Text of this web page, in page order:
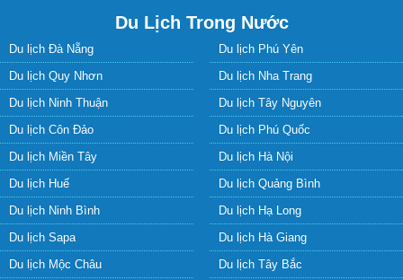
Du Lịch Trong Nước
Du lịch Đà Nẵng
Du lịch Phú Yên
Du lịch Quy Nhơn
Du lịch Nha Trang
Du lịch Ninh Thuận
Du lịch Tây Nguyên
Du lịch Côn Đảo
Du lịch Phú Quốc
Du lịch Miền Tây
Du lịch Hà Nội
Du lịch Huế
Du lịch Quảng Bình
Du lịch Ninh Bình
Du lịch Hạ Long
Du lịch Sapa
Du lịch Hà Giang
Du lịch Mộc Châu
Du lịch Tây Bắc